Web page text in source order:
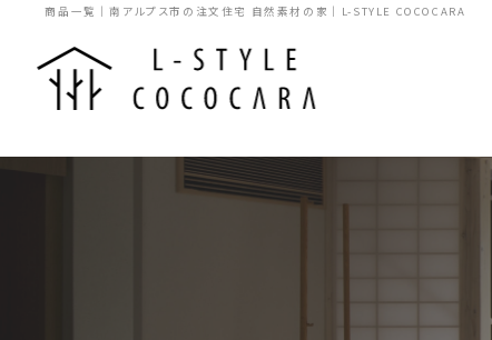
商品一覧｜南アルプス市の注文住宅 自然素材の家｜L-STYLE COCOCARA